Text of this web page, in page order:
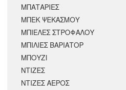
ΜΠΑΤΑΡΙΕΣ
ΜΠΕΚ ΨΕΚΑΣΜΟΥ
ΜΠΙΕΛΕΣ ΣΤΡΟΦΑΛΟΥ
ΜΠΙΛΙΕΣ ΒΑΡΙΑΤΟΡ
ΜΠΟΥΖΙ
ΝΤΙΖΕΣ
ΝΤΙΖΕΣ ΑΕΡΟΣ